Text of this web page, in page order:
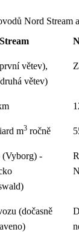
Nord Stream
větev),
větev)
m3 ročně
(Vyborg) -
(dočasně